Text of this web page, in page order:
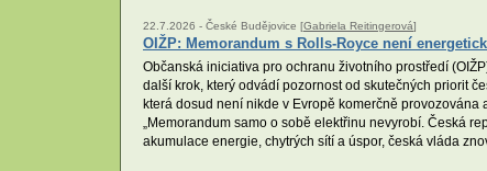
22.7.2026 - České Budějovice [Gabriela Reitingerová]
OIŽP: Memorandum s Rolls-Royce není
Občanská iniciativa pro ochranu životního prostředí
další krok, který odvádí pozornost od skutečných priorit
která dosud není nikde v Evropě komerčně
„Memorandum samo o sobě elektřinu nevyrobí. Česká
akumulace energie, chytrých sítí a úspor, česká vláda